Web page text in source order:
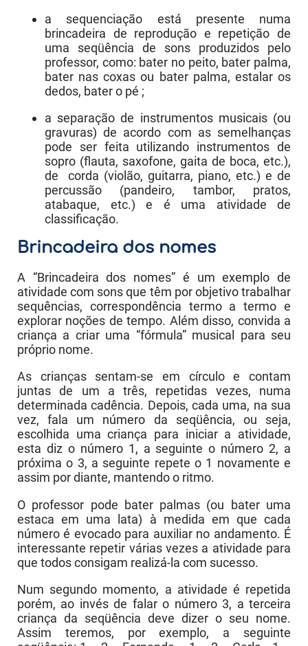
a sequenciação está presente numa
brincadeira de reprodução e repetição de
uma seqüência de sons produzidos pelo
professor, como: bater no peito, bater palma,
bater nas coxas ou bater palma, estalar os
dedos, bater o pé ;
a separação de instrumentos musicais (ou
gravuras) de acordo com as semelhanças
pode ser feita utilizando instrumentos de
sopro (flauta, saxofone, gaita de boca, etc.),
de corda (violão, guitarra, piano, etc.) e de
percussão (pandeiro, tambor, pratos,
atabaque, etc.) e é uma atividade de
classificação.
Brincadeira dos nomes
A “Brincadeira dos nomes” é um exemplo de
atividade com sons que têm por objetivo trabalhar
sequências, correspondência termo a termo e
explorar noções de tempo. Além disso, convida a
criança a criar uma “fórmula” musical para seu
próprio nome.
As crianças sentam-se em círculo e contam
juntas de um a três, repetidas vezes, numa
determinada cadência. Depois, cada uma, na sua
vez, fala um número da seqüência, ou seja,
escolhida uma criança para iniciar a atividade,
esta diz o número 1, a seguinte o número 2, a
próxima o 3, a seguinte repete o 1 novamente e
assim por diante, mantendo o ritmo.
O professor pode bater palmas (ou bater uma
estaca em uma lata) à medida em que cada
número é evocado para auxiliar no andamento. É
interessante repetir várias vezes a atividade para
que todos consigam realizá-la com sucesso.
Num segundo momento, a atividade é repetida
porém, ao invés de falar o número 3, a terceira
criança da seqüência deve dizer o seu nome.
Assim teremos, por exemplo, a seguinte